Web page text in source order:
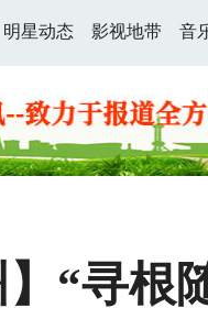
明星动态 影视地带 音
】“寻根